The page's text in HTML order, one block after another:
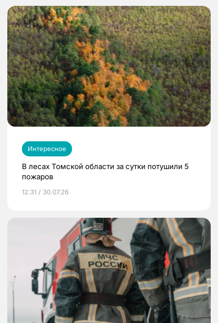
Интересное
В лесах Томской области за сутки потушили 5
пожаров
12:31 / 30.07.26